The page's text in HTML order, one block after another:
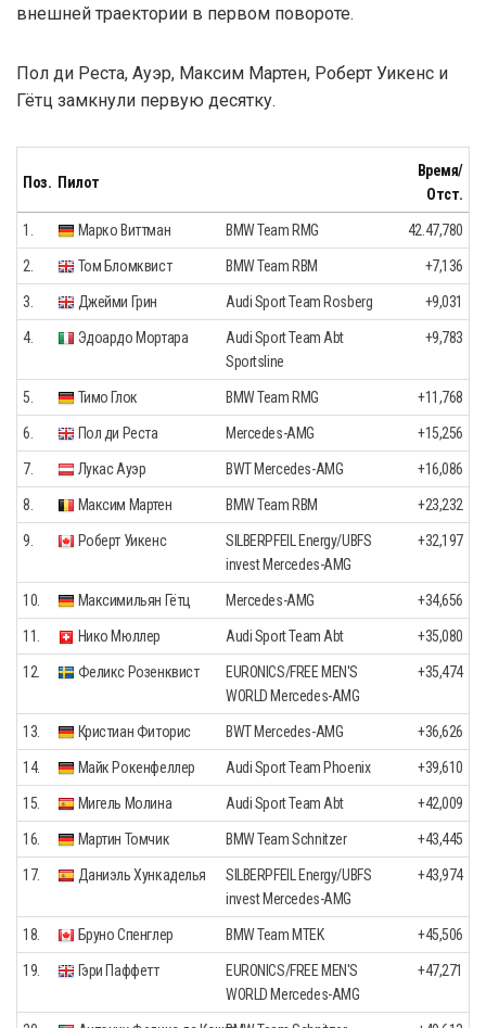
внешней траектории в первом повороте.
Пол ди Реста, Ауэр, Максим Мартен, Роберт Уикенс и
Гётц замкнули первую десятку.
Поз. Пилот
Время/
Отст.
1. Марко Виттман BMW Team RMG 42.47,780
2. Том Бломквист BMW Team RBM +7,136
3. Джейми Грин Audi Sport Team Rosberg +9,031
4. Эдоардо Мортара
Audi Sport Team Abt
Sportsline
+9,783
5. Тимо Глок BMW Team RMG +11,768
6. Пол ди Реста Mercedes-AMG +15,256
7. Лукас Ауэр BWT Mercedes-AMG +16,086
8. Максим Мартен BMW Team RBM +23,232
9. Роберт Уикенс
SILBERPFEIL Energy/UBFS
invest Mercedes-AMG
+32,197
10. Максимильян Гётц Mercedes-AMG +34,656
11. Нико Мюллер Audi Sport Team Abt +35,080
12. Феликс Розенквист
EURONICS/FREE MEN'S
WORLD Mercedes-AMG
+35,474
13. Кристиан Фиторис BWT Mercedes-AMG +36,626
14. Майк Рокенфеллер Audi Sport Team Phoenix +39,610
15. Мигель Молина Audi Sport Team Abt +42,009
16. Мартин Томчик BMW Team Schnitzer +43,445
17. Даниэль Хункаделья
SILBERPFEIL Energy/UBFS
invest Mercedes-AMG
+43,974
18. Бруно Спенглер BMW Team MTEK +45,506
19. Гэри Паффетт
EURONICS/FREE MEN'S
WORLD Mercedes-AMG
+47,271